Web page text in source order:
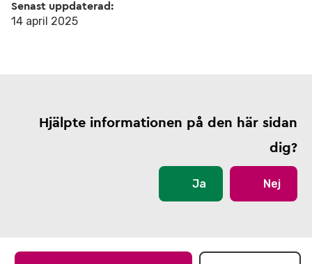
Senast uppdaterad:
14 april 2025
Hjälpte informationen på den här sidan
dig?
Ja Nej